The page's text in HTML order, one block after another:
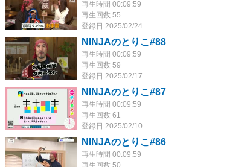
再生時間 00:09:59
再生回数 55
登録日 2025/02/24
NINJAのとりこ#88
再生時間 00:09:59
再生回数 59
登録日 2025/02/17
NINJAのとりこ#87
再生時間 00:09:59
再生回数 61
登録日 2025/02/10
NINJAのとりこ#86
再生時間 00:09:59
再生回数 50